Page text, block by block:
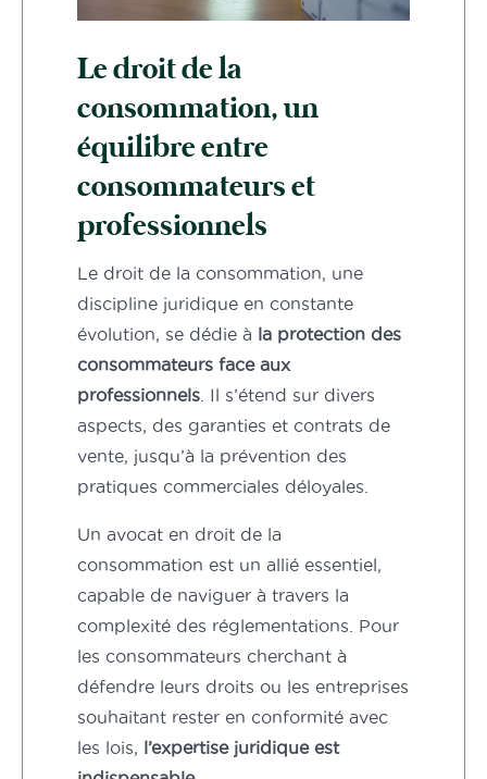
Le droit de la
consommation, un
équilibre entre
consommateurs et
professionnels
Le droit de la consommation, une
discipline juridique en constante
évolution, se dédie à la protection des
consommateurs face aux
professionnels . Il s’étend sur divers
aspects, des garanties et contrats de
vente, jusqu’à la prévention des
pratiques commerciales déloyales.
Un avocat en droit de la
consommation est un allié essentiel,
capable de naviguer à travers la
complexité des réglementations. Pour
les consommateurs cherchant à
défendre leurs droits ou les entreprises
souhaitant rester en conformité avec
les lois,
l’expertise juridique est